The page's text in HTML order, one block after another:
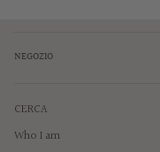
NEGOZIO
CERCA
Who I am